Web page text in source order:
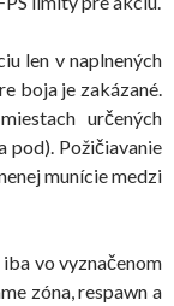
len v naplnených
boja je zakázané.
určených
pod). Požičiavanie
munície medzi
vo vyznačenom
zóna, respawn a